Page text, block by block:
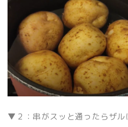
▼２：串がスッと通ったらザル